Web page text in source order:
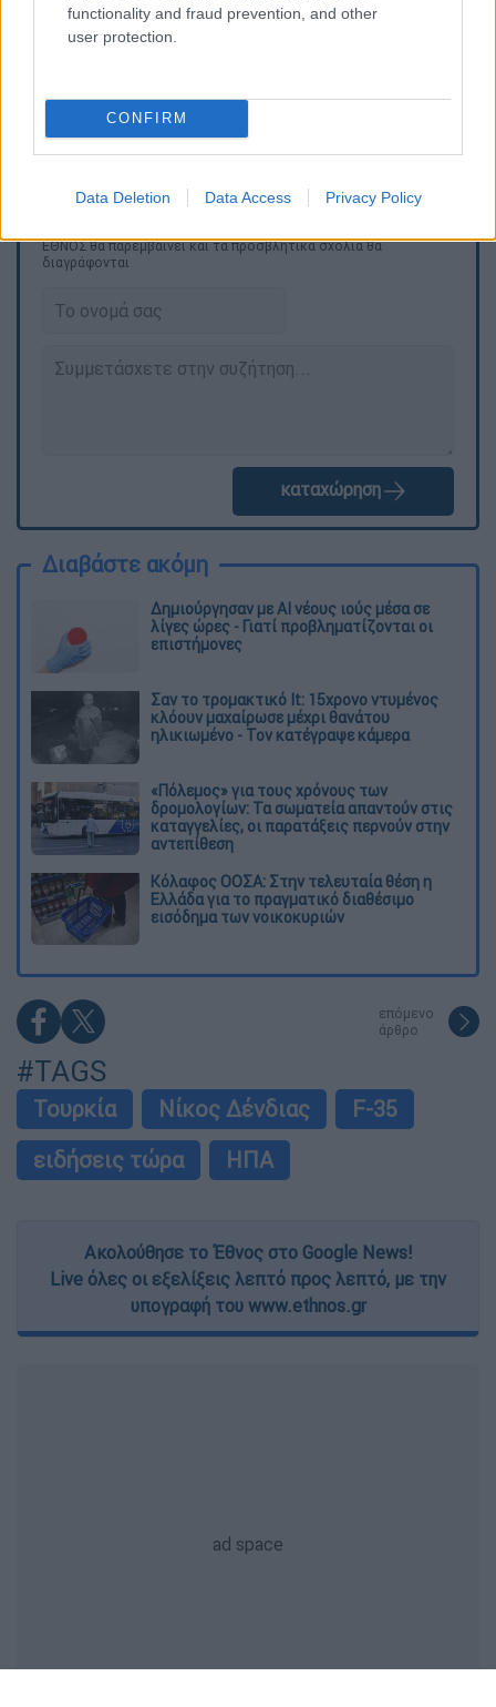
functionality and fraud prevention, and other
user protection.
CONFIRM
Data Deletion Data Access Privacy Policy
ΕΘΝΟΣ θα παρεμβαίνει και τα προσβλητικά σχόλια θα
διαγράφονται
καταχώρηση
Διαβάστε ακόμη
Δημιούργησαν με AI νέους ιούς μέσα σε
λίγες ώρες - Γιατί προβληματίζονται οι
επιστήμονες
Σαν το τρομακτικό It: 15χρονο ντυμένος
κλόουν μαχαίρωσε μέχρι θανάτου
ηλικιωμένο - Τον κατέγραψε κάμερα
«Πόλεμος» για τους χρόνους των
δρομολογίων: Τα σωματεία απαντούν στις
καταγγελίες, οι παρατάξεις περνούν στην
αντεπίθεση
Κόλαφος ΟΟΣΑ: Στην τελευταία θέση η
Ελλάδα για το πραγματικό διαθέσιμο
εισόδημα των νοικοκυριών
επόμενο
άρθρο
#TAGS
Τουρκία Νίκος Δένδιας
F-35
ειδήσεις τώρα
ΗΠΑ
Ακολούθησε το Έθνος στο Google News!
Live όλες οι εξελίξεις λεπτό προς λεπτό, με την
υπογραφή του www.ethnos.gr